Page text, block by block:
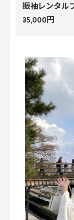
振袖レンタル
35,000円